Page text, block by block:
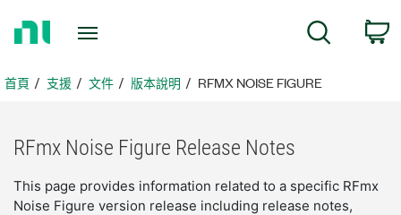
頁首頁 支援 文件 版本說明 RFMX NOISE FIGURE
RFmx Noise Figure Release Notes
This page provides information related to a specific RFmx
Noise Figure version release including release notes,